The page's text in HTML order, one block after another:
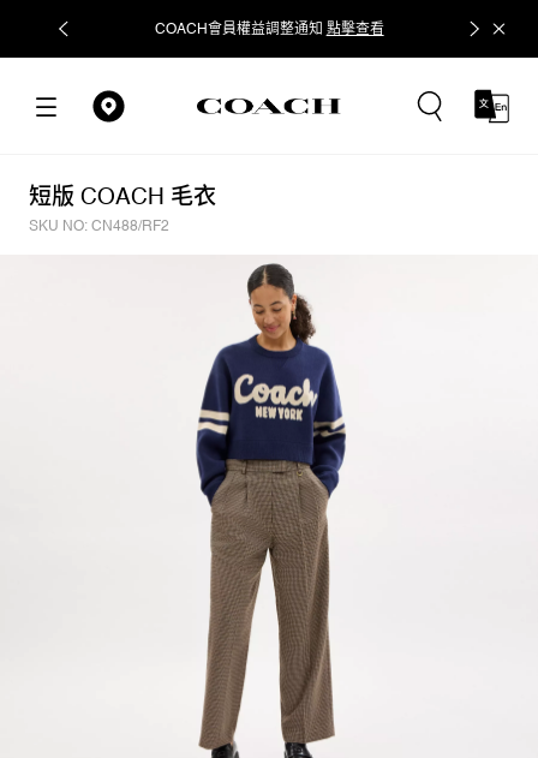
COACH會員權益調整通知 點擊查看 立即追蹤
短版 COACH 毛衣
SKU NO: CN488/RF2